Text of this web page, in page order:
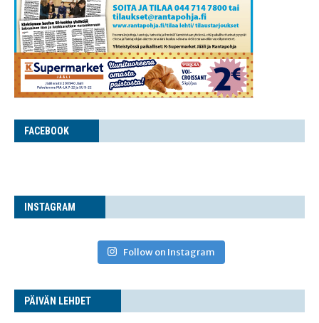
FACE­BOOK
INS­TA­GRAM
Follow on Instagram
PÄI­VÄN LEHDET